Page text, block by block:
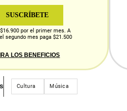
SUSCRÍBETE
por el primer mes. A
segundo mes paga $21.500
LOS BENEFICIOS
Cultura Música